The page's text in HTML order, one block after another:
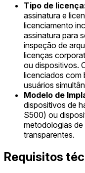
Tipo de
assinatura e
licenciamento
assinatura para
inspeção de
licenças
ou dispositivos.
licenciados com
usuários
Modelo de
dispositivos de
S500) ou
metodologias
transparentes.
Requisitos